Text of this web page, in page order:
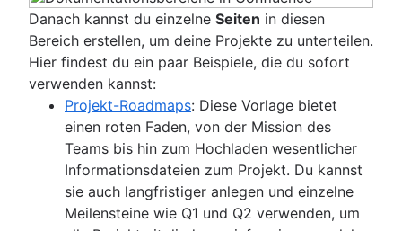
Danach kannst du einzelne Seiten in diesen
Bereich erstellen, um deine Projekte zu unterteilen.
Hier findest du ein paar Beispiele, die du sofort
verwenden kannst:
Projekt-Roadmaps: Diese Vorlage bietet
einen roten Faden, von der Mission des
Teams bis hin zum Hochladen wesentlicher
Informationsdateien zum Projekt. Du kannst
sie auch langfristiger anlegen und einzelne
Meilensteine wie Q1 und Q2 verwenden, um